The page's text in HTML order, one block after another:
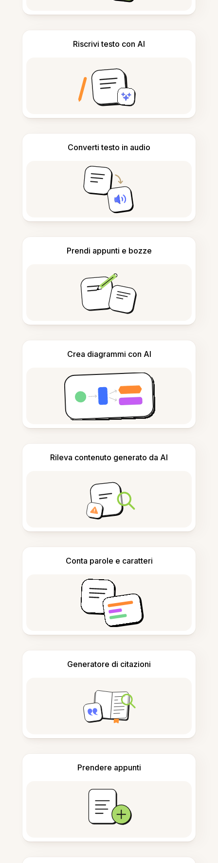
Riscrivi testo con AI
Converti testo in audio
Prendi appunti e bozze
Crea diagrammi con AI
Rileva contenuto generato da AI
Conta parole e caratteri
Generatore di citazioni
Prendere appunti